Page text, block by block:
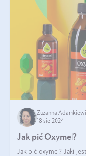
Zuzanna
18 sie 2024
Jak pić Oxymel?
Jak pić oxymel? Jaki